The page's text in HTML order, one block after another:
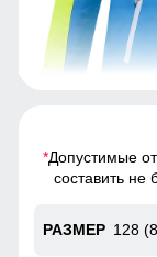
Благодаря
мальчикам с
*Допустимые
составить
128